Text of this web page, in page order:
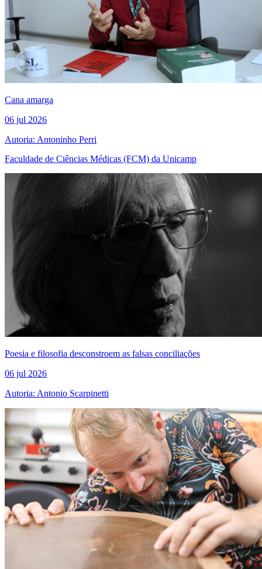
Cana amarga
06 jul 2026
Autoria: Antoninho Perri
Faculdade de Ciências Médicas (FCM) da Unicamp
Poesia e filosofia desconstroem as falsas conciliações
06 jul 2026
Autoria: Antonio Scarpinetti